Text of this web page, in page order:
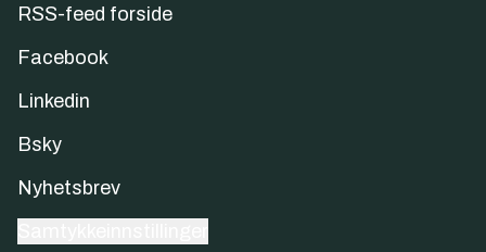
RSS-feed forside
Facebook
Linkedin
Bsky
Nyhetsbrev